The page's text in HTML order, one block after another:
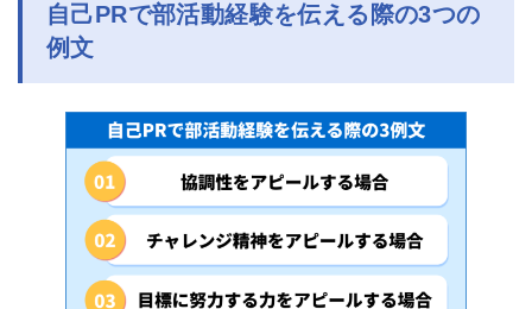
自己PRで部活動経験を伝える際の3つの
例文